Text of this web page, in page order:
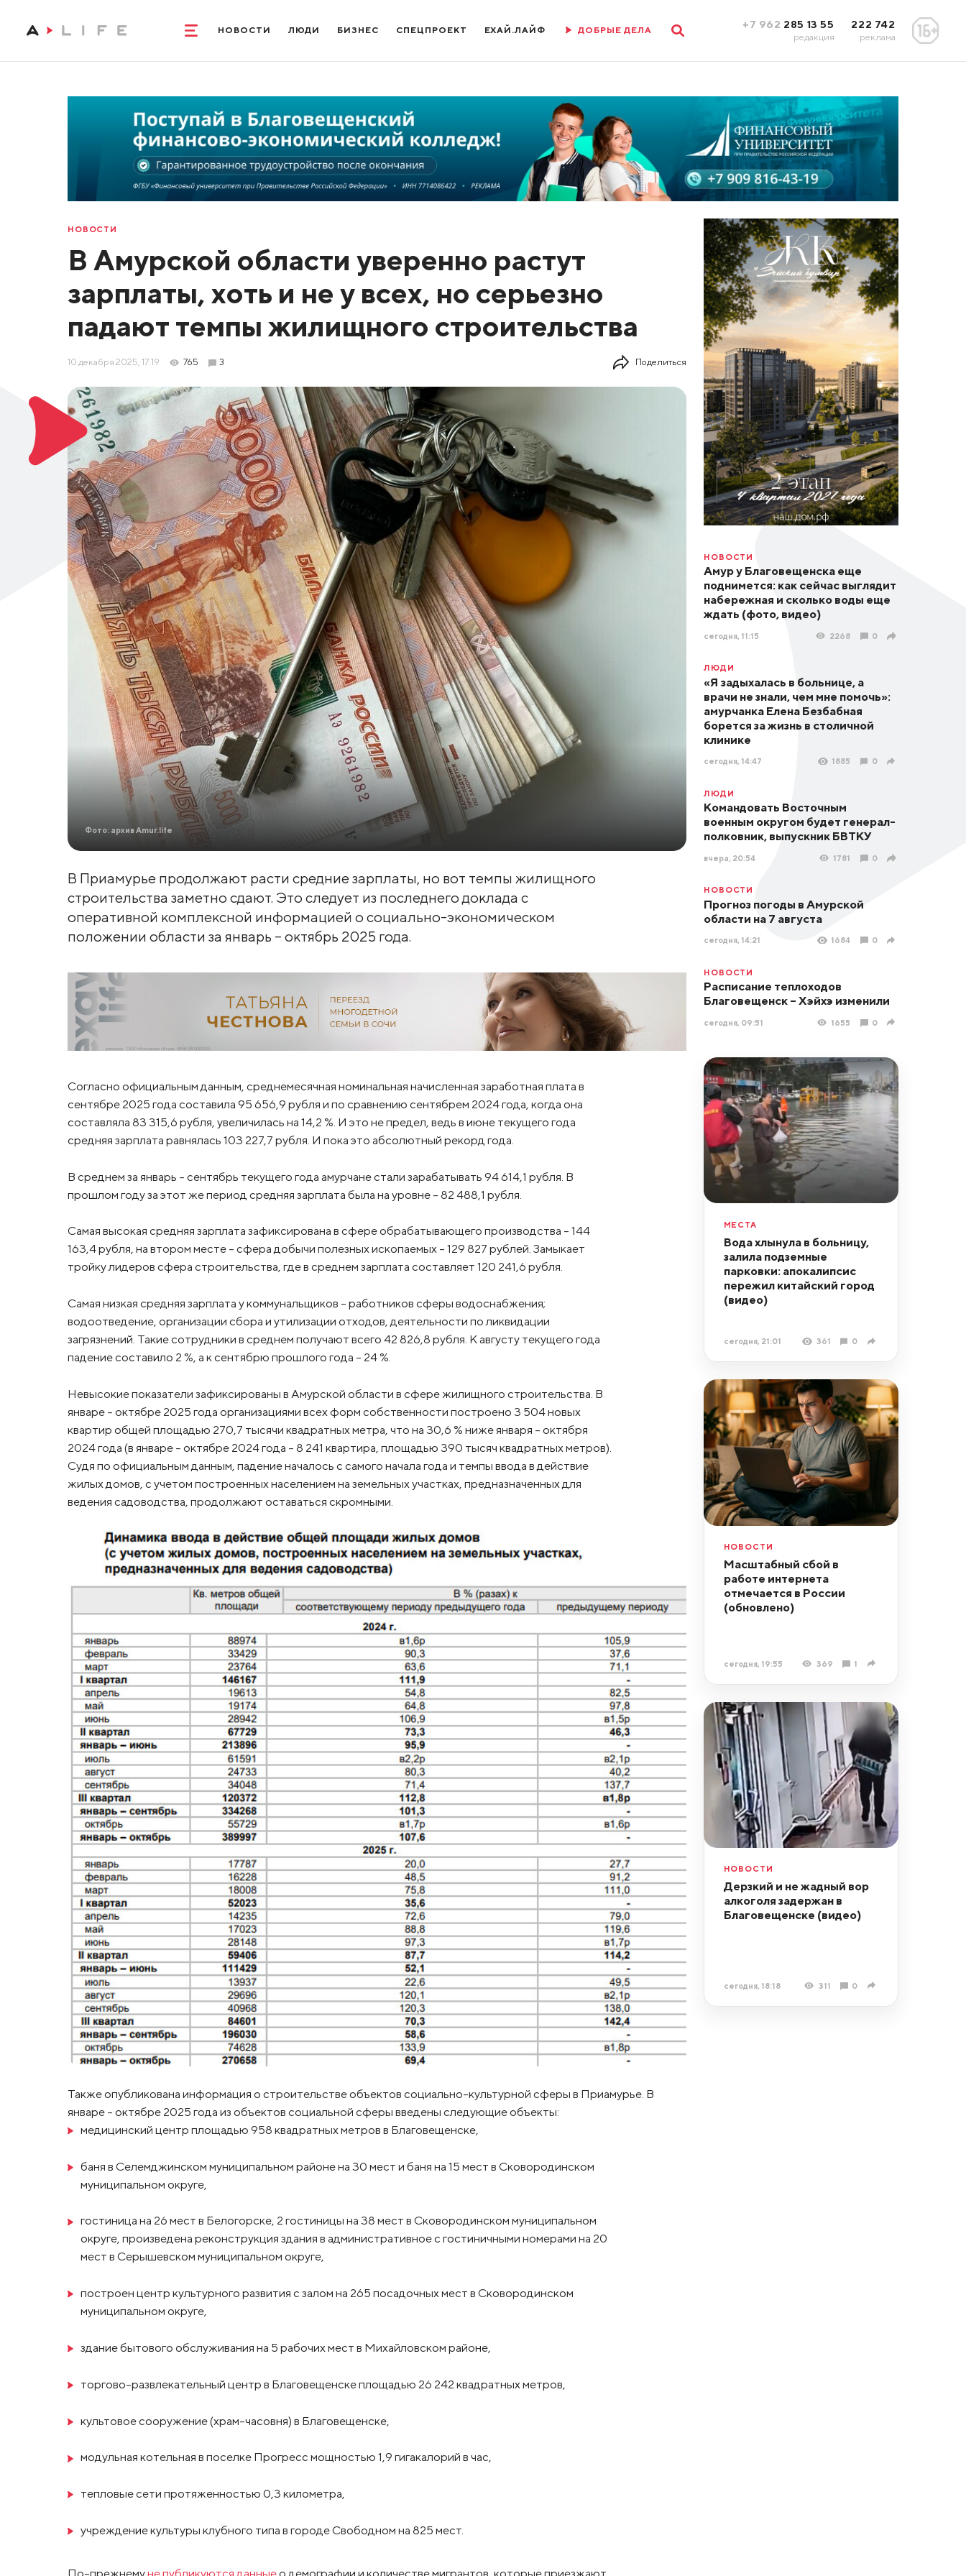
НОВОСТИ ЛЮДИ БИЗНЕС СПЕЦПРОЕКТ ЕХАЙ.ЛАЙФ ДОБРЫЕ ДЕЛА +7 962 285 13 55
редакция
222 742
реклама
НОВОСТИ
В Амурской области уверенно растут
зарплаты, хоть и не у всех, но серьезно
падают темпы жилищного строительства
10 декабря 2025, 17:19 765 3 Поделиться
Фото: архив Amur.life
В Приамурье продолжают расти средние зарплаты, но вот темпы жилищного
строительства заметно сдают. Это следует из последнего доклада с
оперативной комплексной информацией о социально-экономическом
положении области за январь – октябрь 2025 года.
Согласно официальным данным, среднемесячная номинальная начисленная заработная плата в
сентябре 2025 года составила 95 656,9 рубля и по сравнению сентябрем 2024 года, когда она
составляла 83 315,6 рубля, увеличилась на 14,2 %. И это не предел, ведь в июне текущего года
средняя зарплата равнялась 103 227,7 рубля. И пока это абсолютный рекорд года.
В среднем за январь – сентябрь текущего года амурчане стали зарабатывать 94 614,1 рубля. В
прошлом году за этот же период средняя зарплата была на уровне – 82 488,1 рубля.
Самая высокая средняя зарплата зафиксирована в сфере обрабатывающего производства – 144
163,4 рубля, на втором месте – сфера добычи полезных ископаемых – 129 827 рублей. Замыкает
тройку лидеров сфера строительства, где в среднем зарплата составляет 120 241,6 рубля.
Самая низкая средняя зарплата у коммунальщиков – работников сферы водоснабжения;
водоотведение, организации сбора и утилизации отходов, деятельности по ликвидации
загрязнений. Такие сотрудники в среднем получают всего 42 826,8 рубля. К августу текущего года
падение составило 2 %, а к сентябрю прошлого года – 24 %.
Невысокие показатели зафиксированы в Амурской области в сфере жилищного строительства. В
январе – октябре 2025 года организациями всех форм собственности построено 3 504 новых
квартир общей площадью 270,7 тысячи квадратных метра, что на 30,6 % ниже января – октября
2024 года (в январе – октябре 2024 года – 8 241 квартира, площадью 390 тысяч квадратных метров).
Судя по официальным данным, падение началось с самого начала года и темпы ввода в действие
жилых домов, с учетом построенных населением на земельных участках, предназначенных для
ведения садоводства, продолжают оставаться скромными.
Также опубликована информация о строительстве объектов социально-культурной сферы в Приамурье. В
январе – октябре 2025 года из объектов социальной сферы введены следующие объекты:
медицинский центр площадью 958 квадратных метров в Благовещенске,
баня в Селемджинском муниципальном районе на 30 мест и баня на 15 мест в Сковородинском
муниципальном округе,
гостиница на 26 мест в Белогорске, 2 гостиницы на 38 мест в Сковородинском муниципальном
округе, произведена реконструкция здания в административное с гостиничными номерами на 20
мест в Серышевском муниципальном округе,
построен центр культурного развития с залом на 265 посадочных мест в Сковородинском
муниципальном округе,
здание бытового обслуживания на 5 рабочих мест в Михайловском районе,
торгово-развлекательный центр в Благовещенске площадью 26 242 квадратных метров,
культовое сооружение (храм-часовня) в Благовещенске,
модульная котельная в поселке Прогресс мощностью 1,9 гигакалорий в час,
тепловые сети протяженностью 0,3 километра,
учреждение культуры клубного типа в городе Свободном на 825 мест.
По-прежнемуне публикуются данныео демографии и количестве мигрантов, которые приезжают
НОВОСТИ
Амур у Благовещенска еще
поднимется: как сейчас выглядит
набережная и сколько воды еще
ждать (фото, видео)
сегодня, 11:15 2268 0
ЛЮДИ
«Я задыхалась в больнице, а
врачи не знали, чем мне помочь»:
амурчанка Елена Безбабная
борется за жизнь в столичной
клинике
сегодня, 14:47 1885 0
ЛЮДИ
Командовать Восточным
военным округом будет генерал-
полковник, выпускник БВТКУ
вчера, 20:54 1781 0
НОВОСТИ
Прогноз погоды в Амурской
области на 7 августа
сегодня, 14:21 1684 0
НОВОСТИ
Расписание теплоходов
Благовещенск – Хэйхэ изменили
сегодня, 09:51 1655 0
МЕСТА
Вода хлынула в больницу,
залила подземные
парковки: апокалипсис
пережил китайский город
(видео)
сегодня, 21:01 361 0
НОВОСТИ
Масштабный сбой в
работе интернета
отмечается в России
(обновлено)
сегодня, 19:55 369 1
НОВОСТИ
Дерзкий и не жадный вор
алкоголя задержан в
Благовещенске (видео)
сегодня, 18:18 311 0